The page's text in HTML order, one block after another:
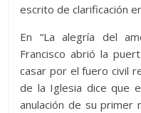
escrito de clarificación
En “La alegría del
Francisco abrió la
casar por el fuero civil
de la Iglesia dice que
anulación de su primer